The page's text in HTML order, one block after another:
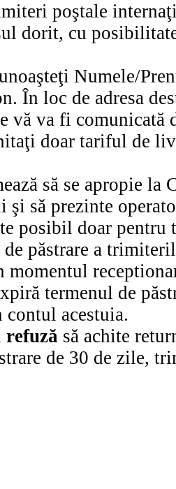
poştale
dorit, cu
Numele/
În loc de adresa
vă va fi comunicată
doar tariful de
să se apropie la
să prezinte
posibil doar
păstrare a
momentul
termenul de
acestuia.
refuză să achite
de 30 de zile,